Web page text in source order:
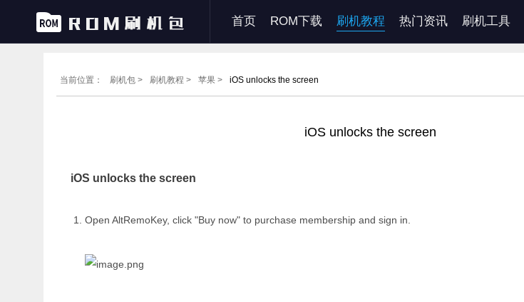
首页 ROM下载 刷机教程 热门资讯 刷机工具
当前位置： 刷机包 > 刷机教程 > 苹果 > iOS unlocks the screen
iOS unlocks the screen
iOS unlocks the screen
Open AltRemoKey, click "Buy now" to purchase membership and sign in.